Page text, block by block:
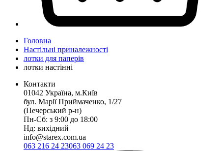
Головна
Настільні приналежності
лотки для паперів
лотки настінні
Контакти
01042 Україна, м.Київ
бул. Марії Приймаченко, 1/27
(Печерський р-н)
Пн-Сб: з 9:00 до 18:00
Нд: вихідний
info@starex.com.ua
063 216 24 23063 069 24 23